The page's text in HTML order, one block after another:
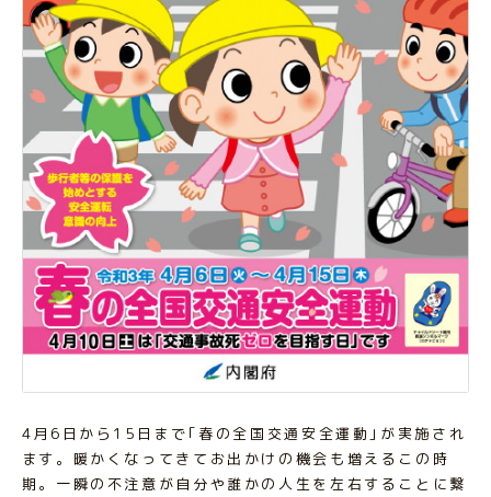
4月6日から15日まで｢春の全国交通安全運動｣が実施され
ます。暖かくなってきてお出かけの機会も増えるこの時
期。一瞬の不注意が自分や誰かの人生を左右することに繋